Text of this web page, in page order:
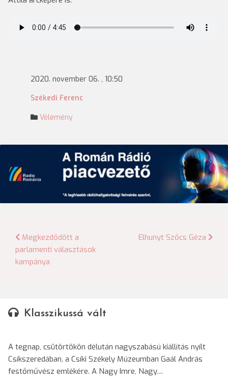
2020. november 06. , 10:50
Székedi Ferenc
Vélemény
Bejegyzés
navigáció
Megkezdődött a
parlamenti választások
kampánya
Elhunyt Szőcs Géza
Klasszikussá vált
A tegnap, csütörtökön délután nagyszabású kiállítás nyílt
Csíkszeredában, a Csíki Székely Múzeumban Gaál András
festőművész emlékére. A Nagy Imre, Nagy…